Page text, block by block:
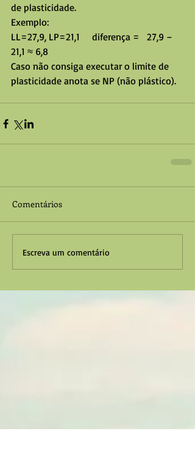
de plasticidade.
Exemplo:
LL=27,9, LP=21,1     diferença =   27,9 –
21,1 ≈ 6,8
Caso não consiga executar o limite de
plasticidade anota se NP (não plástico).
Comentários
Escreva um comentário